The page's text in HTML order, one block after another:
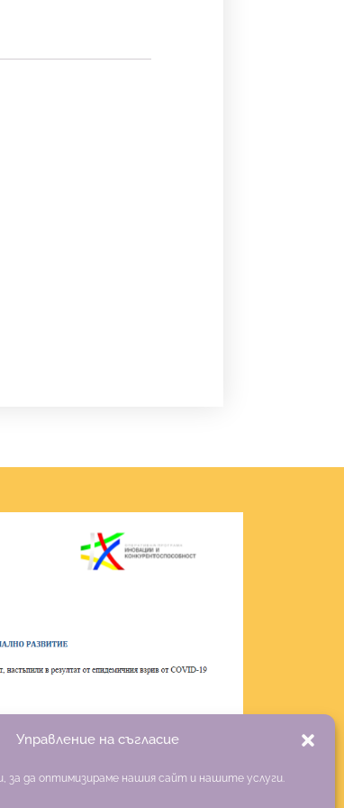
Управление на съгласие
за да оптимизираме нашия сайт и нашите услуги.